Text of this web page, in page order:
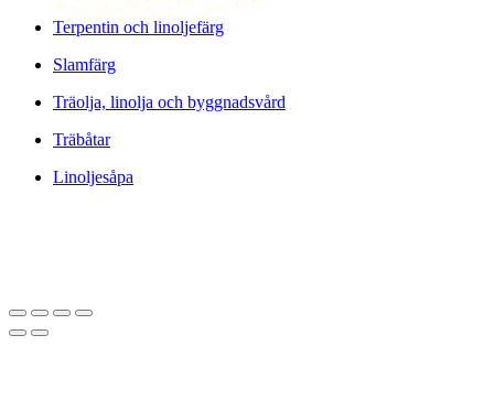
Terpentin och linoljefärg
Slamfärg
Träolja, linolja och byggnadsvård
Träbåtar
Linoljesåpa